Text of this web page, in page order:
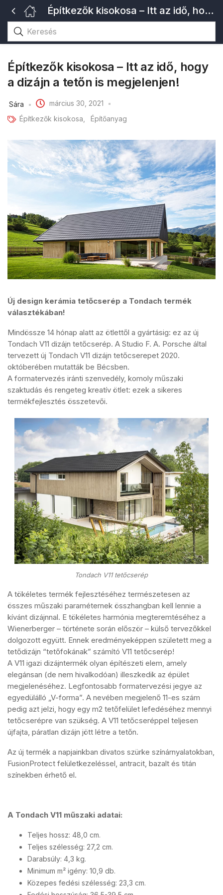
Építkezők kisokosa – Itt az idő, hogy a dizájn a tetőn is megjelenjen!
Építkezők kisokosa – Itt az idő, hogy
a dizájn a tetőn is megjelenjen!
Sára
március 30, 2021
Építkezők kisokosa
Építőanyag
Új design kerámia tetőcserép a Tondach termék
választékában!
Mindössze 14 hónap alatt az ötlettől a gyártásig: ez az új
Tondach V11 dizájn tetőcserép. A Studio F. A. Porsche által
tervezett új Tondach V11 dizájn tetőcserepet 2020.
októberében mutatták be Bécsben.
A formatervezés iránti szenvedély, komoly műszaki
szaktudás és rengeteg kreatív ötlet: ezek a sikeres
termékfejlesztés összetevői.
Tondach V11 tetőcserép
A tökéletes termék fejlesztéséhez természetesen az
összes műszaki paraméternek összhangban kell lennie a
kívánt dizájnnal. E tökéletes harmónia megteremtéséhez a
Wienerberger – története során először – külső tervezőkkel
dolgozott együtt. Ennek eredményeképpen született meg a
tetődizájn “tetőfokának” számító V11 tetőcserép!
A V11 igazi dizájntermék olyan építészeti elem, amely
elegánsan (de nem hivalkodóan) illeszkedik az épület
megjelenéséhez. Legfontosabb formatervezési jegye az
egyedülálló „V-forma”. A nevében megjelenő 11-es szám
pedig azt jelzi, hogy egy m2 tetőfelület lefedéséhez mennyi
tetőcserépre van szükség. A V11 tetőcseréppel teljesen
újfajta, páratlan dizájn jött létre a tetőn.
Az új termék a napjainkban divatos szürke színárnyalatokban,
FusionProtect felületkezeléssel, antracit, bazalt és titán
színekben érhető el.
A Tondach V11 műszaki adatai:
Teljes hossz: 48,0 cm.
Teljes szélesség: 27,2 cm.
Darabsúly: 4,3 kg.
Minimum m² igény: 10,9 db.
Közepes fedési szélesség: 23,3 cm.